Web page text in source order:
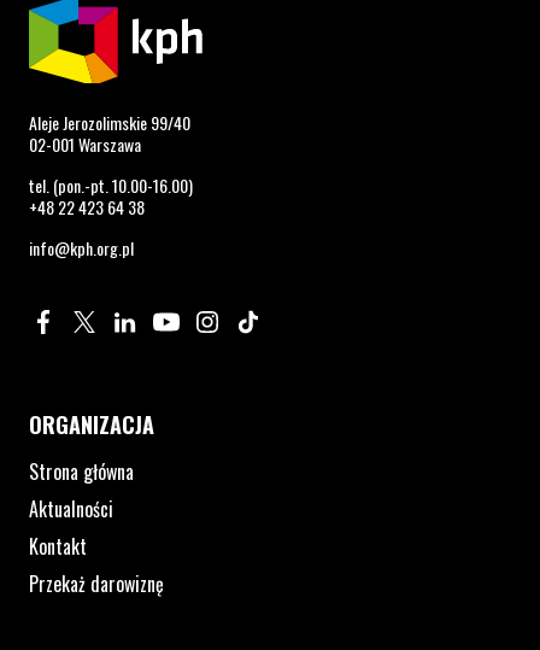
Aleje Jerozolimskie 99/40
02-001 Warszawa
tel. (pon.-pt. 10.00-16.00)
+48 22 423 64 38
info@kph.org.pl
Profil na Facebook. Strona otwiera się w nowym oknie.
Profil na Twitter. Strona otwiera się w nowym oknie.
Profil na LinkedIn. Strona otwiera się w nowym oknie.
Profil na YouTube. Strona otwiera się w nowym
Profil na Instagram. Strona otwiera się
ORGANIZACJA
Strona główna
Aktualności
Kontakt
Przekaż darowiznę